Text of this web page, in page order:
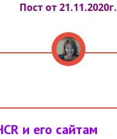
Пост от 21.11.2020г.
и его сайтам